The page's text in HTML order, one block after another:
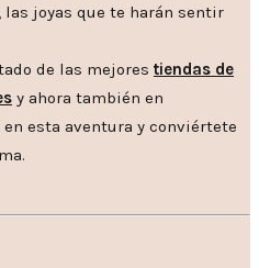
joyas que te harán sentir
de las mejores tiendas de
y ahora también en
en esta aventura y conviértete